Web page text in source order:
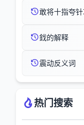
敢将十指夸
鈛的解释
震动反义词
热门搜索